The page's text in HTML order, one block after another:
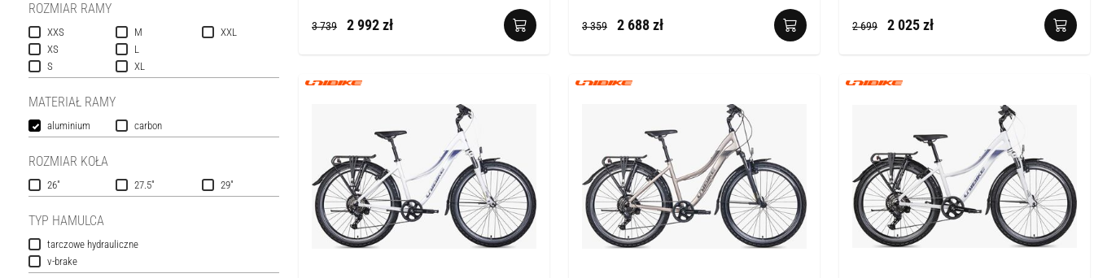
ROZMIAR RAMY
XXS
XS
S
M
L
XL
XXL
MATERIAŁ RAMY
aluminium carbon
ROZMIAR KOŁA
26" 27.5" 29"
TYP HAMULCA
tarczowe hydrauliczne
v-brake
3 739 2 992 zł 3 359 2 688 zł 2 699 2 025 zł